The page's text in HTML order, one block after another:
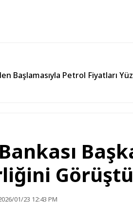
Başlamasıyla Petrol Fiyatları
Görüştü
01/23 12:43 PM